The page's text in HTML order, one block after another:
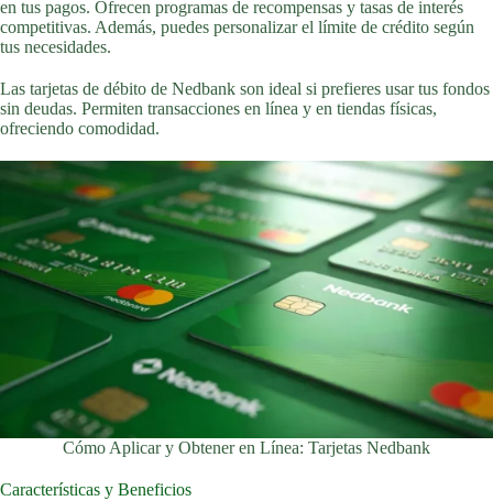
en tus pagos. Ofrecen programas de recompensas y tasas de interés
competitivas. Además, puedes personalizar el límite de crédito según
tus necesidades.
Las tarjetas de débito de Nedbank son ideal si prefieres usar tus fondos
sin deudas. Permiten transacciones en línea y en tiendas físicas,
ofreciendo comodidad.
Cómo Aplicar y Obtener en Línea: Tarjetas Nedbank
Características y Beneficios